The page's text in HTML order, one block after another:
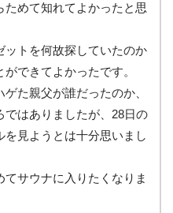
ためて知れてよかったと思
ットを何故探していたのか
ができてよかったです。
た親父が誰だったのか、
ではありましたが、28日の
を見ようとは十分思いまし
てサウナに入りたくなりま